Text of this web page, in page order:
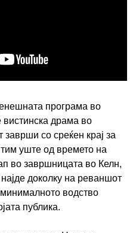
програма во
вистинска драма во
заврши со среќен крај за
уште од времето на
во завршницата во Келн,
доколку на реваншот
водство
публика.